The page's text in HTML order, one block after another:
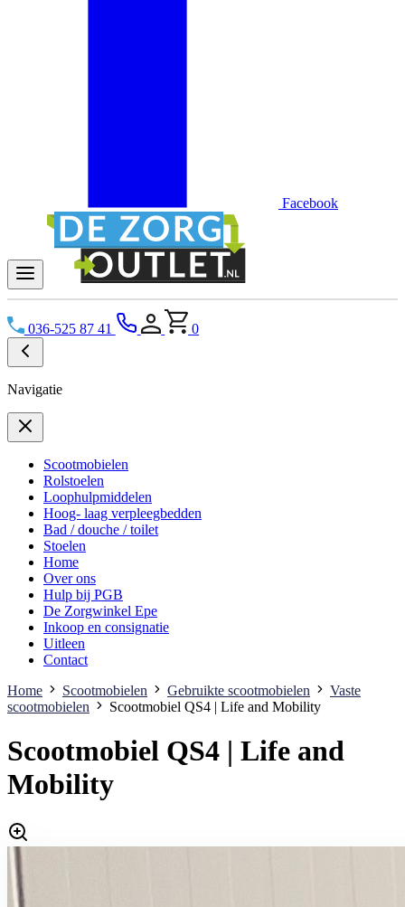
Facebook
036-525 87 41 0
Navigatie
Scootmobielen
Rolstoelen
Loophulpmiddelen
Hoog- laag verpleegbedden
Bad / douche / toilet
Stoelen
Home
Over ons
Hulp bij PGB
De Zorgwinkel Epe
Inkoop en consignatie
Uitleen
Contact
Home
Scootmobielen Gebruikte scootmobielen
Vaste
scootmobielen
Scootmobiel QS4 | Life and Mobility
Scootmobiel QS4 | Life and
Mobility